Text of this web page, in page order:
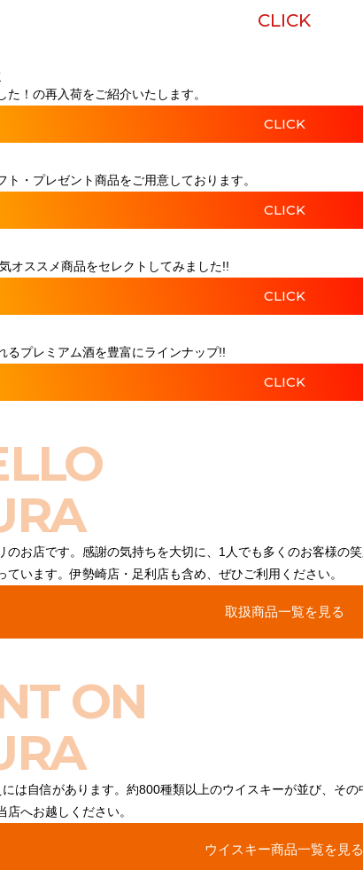
CLICK
！の再入荷をご紹介いたします。
CLICK
・プレゼント商品をご用意しております。
CLICK
オススメ商品をセレクトしてみました!!
CLICK
るプレミアム酒を豊富にラインナップ!!
CLICK
のお店です。感謝の気持ちを大切に、1人でも多くのお客様の
います。伊勢崎店・足利店も含め、ぜひご利用ください。
取扱商品一覧を見る
ON
は自信があります。約800種類以上のウイスキーが並び、そ
店へお越しください。
ウイスキー商品一覧を見る